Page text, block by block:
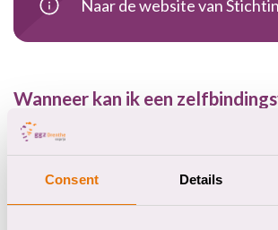
Consent Details
Naar de website van
Wanneer kan ik een
opstellen?
Je kunt een zelfbindingsverklaring
aan de volgende voorwaarden voldoet: